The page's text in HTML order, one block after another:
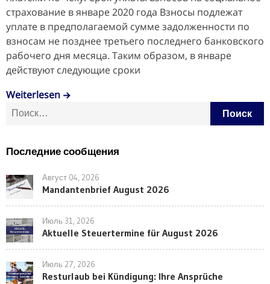
страхование в январе 2020 года Взносы подлежат
уплате в предполагаемой сумме задолженности по
взносам не позднее третьего последнего банковского
рабочего дня месяца. Таким образом, в январе
действуют следующие сроки
Weiterlesen
Найти:
Последние сообщения
Август 04, 2026
Mandantenbrief August 2026
Июль 31, 2026
Aktuelle Steuertermine für August 2026
Июль 27, 2026
Resturlaub bei Kündigung: Ihre Ansprüche